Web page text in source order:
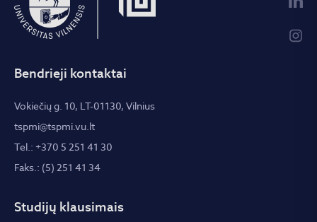
Bendrieji kontaktai
Vokiečių g. 10, LT-01130, Vilnius
tspmi@tspmi.vu.lt
Tel.: +370 5 251 41 30
Faks.: (5) 251 41 34
Studijų klausimais